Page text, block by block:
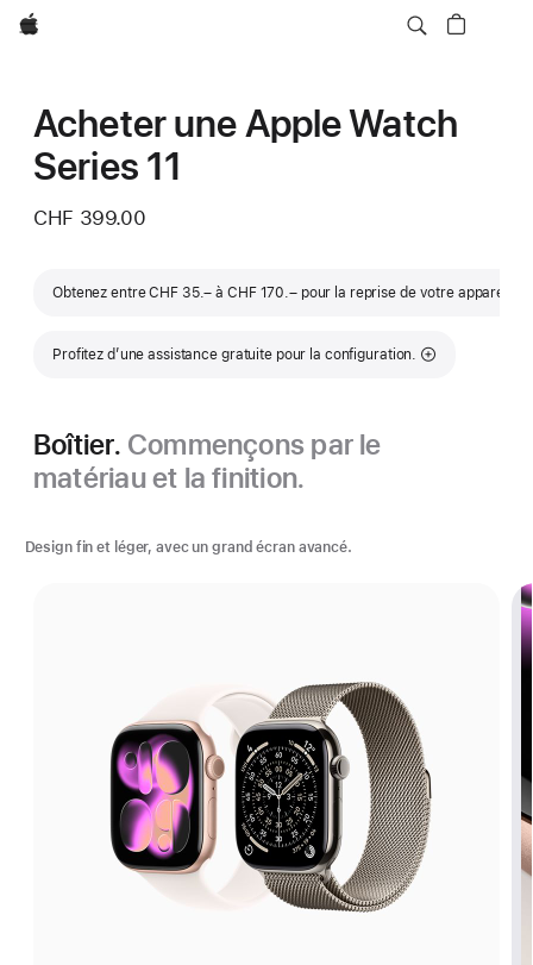
Apple
Acheter une Apple Watch
Series 11
CHF 399.00
Obtenez entre CHF 35.– à CHF 170.– pour la reprise de votre appareil
Profitez d’une assistance gratuite pour la configuration.
Boîtier. Commençons par le
matériau et la finition.
Design fin et léger, avec un grand écran avancé.